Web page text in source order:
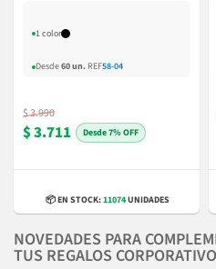
1 color
Desde60 un. REF58-04
$ 3.990
$ 3.711 7% OFF
📦 EN STOCK:11074UNIDADES
NOVEDADES PARA
TUS REGALOS